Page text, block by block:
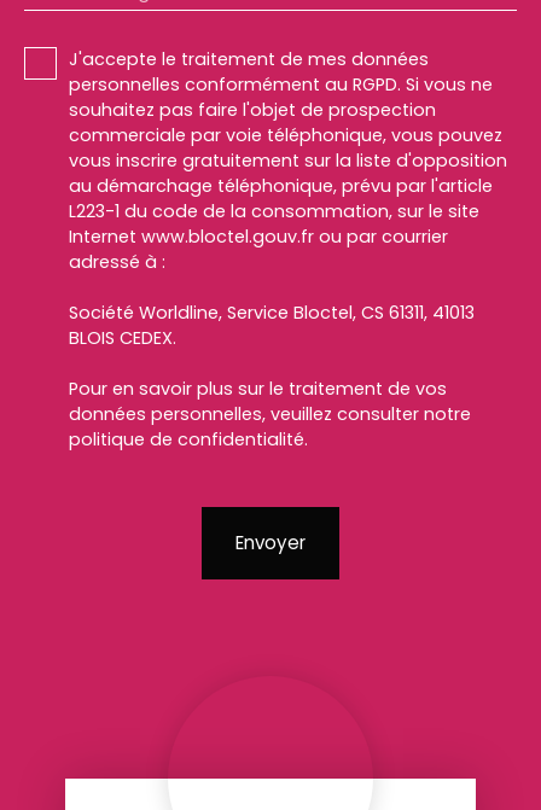
J'accepte le traitement de mes données
personnelles conformément au RGPD. Si vous ne
souhaitez pas faire l'objet de prospection
commerciale par voie téléphonique, vous pouvez
vous inscrire gratuitement sur la liste d'opposition
au démarchage téléphonique, prévu par l'article
L223-1 du code de la consommation, sur le site
Internet www.bloctel.gouv.fr ou par courrier
adressé à :
Société Worldline, Service Bloctel, CS 61311, 41013
BLOIS CEDEX.
Pour en savoir plus sur le traitement de vos
données personnelles, veuillez consulter notre
politique de confidentialité.
Envoyer